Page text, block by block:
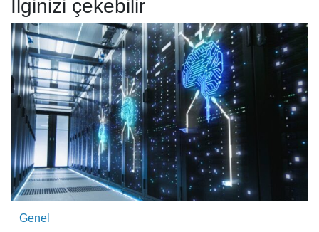
İlginizi çekebilir
Genel